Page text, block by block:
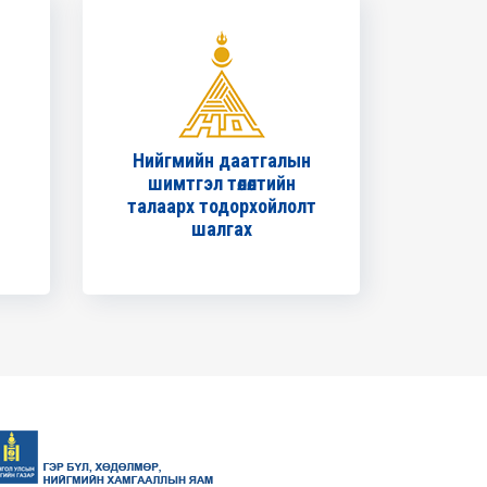
Нийгмийн даатгалын
шимтгэл төлөлтийн
талаарх тодорхойлолт
шалгах